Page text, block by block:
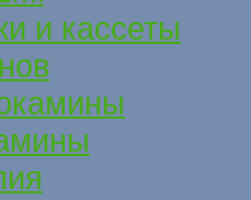
и кассеты